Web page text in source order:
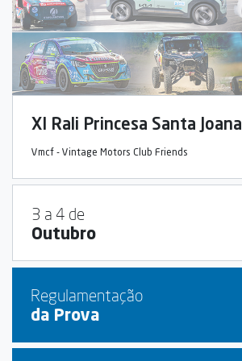
XI Rali Princesa Santa Joana
Vmcf - Vintage Motors Club Friends
3 a 4 de
Outubro
Regulamentação
da Prova